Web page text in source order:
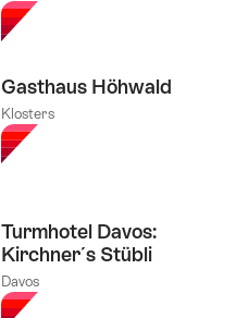
Gasthaus Höhwald
Klosters
Turmhotel Davos:
Kirchner´s Stübli
Davos